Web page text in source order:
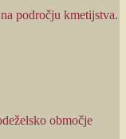
področju kmetijstva.
območje